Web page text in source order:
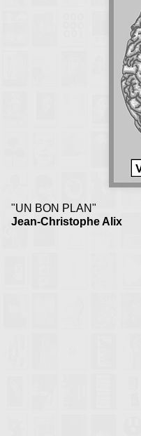
"UN BON PLAN"
Jean-Christophe Alix